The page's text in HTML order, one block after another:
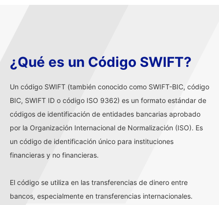
¿Qué es un Código SWIFT?
Un código SWIFT (también conocido como SWIFT-BIC, código
BIC, SWIFT ID o código ISO 9362) es un formato estándar de
códigos de identificación de entidades bancarias aprobado
por la Organización Internacional de Normalización (ISO). Es
un código de identificación único para instituciones
financieras y no financieras.
El código se utiliza en las transferencias de dinero entre
bancos, especialmente en transferencias internacionales.